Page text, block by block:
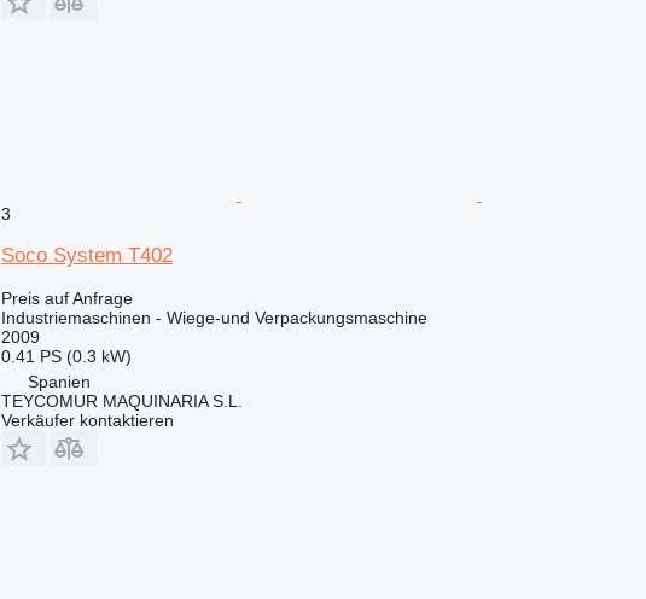
3
Soco System T402
Preis auf Anfrage
Industriemaschinen - Wiege-und Verpackungsmaschine
2009
0.41 PS (0.3 kW)
Spanien
TEYCOMUR MAQUINARIA S.L.
Verkäufer kontaktieren